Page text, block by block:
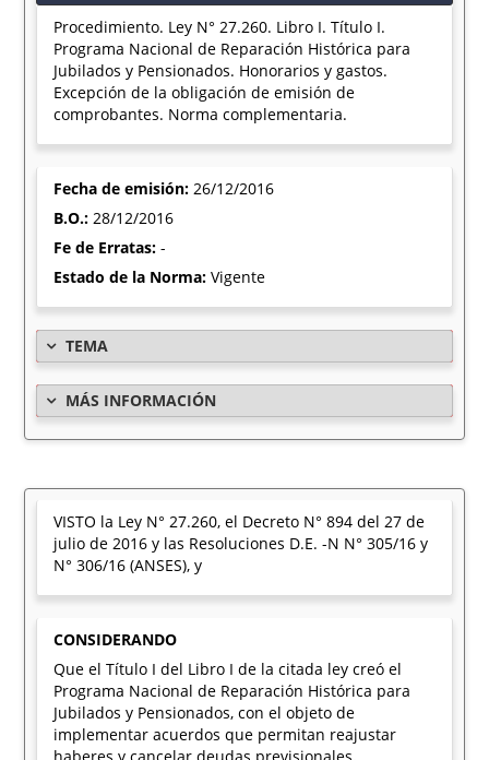
Procedimiento. Ley N° 27.260. Libro I. Título I.
Programa Nacional de Reparación Histórica para
Jubilados y Pensionados. Honorarios y gastos.
Excepción de la obligación de emisión de
comprobantes. Norma complementaria.
Fecha de emisión:26/12/2016
B.O.:28/12/2016
Fe de Erratas:-
Estado de la Norma:Vigente
TEMA
MÁS INFORMACIÓN
VISTO la Ley N° 27.260, el Decreto N° 894 del 27 de
julio de 2016 y las Resoluciones D.E. -N N° 305/16 y
N° 306/16 (ANSES), y
CONSIDERANDO
Que el Título I del Libro I de la citada ley creó el
Programa Nacional de Reparación Histórica para
Jubilados y Pensionados, con el objeto de
implementar acuerdos que permitan reajustar